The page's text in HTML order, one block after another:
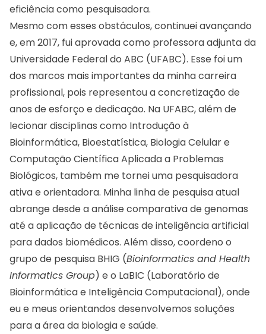
eficiência como pesquisadora.
Mesmo com esses obstáculos, continuei avançando
e, em 2017, fui aprovada como professora adjunta da
Universidade Federal do ABC (UFABC). Esse foi um
dos marcos mais importantes da minha carreira
profissional, pois representou a concretização de
anos de esforço e dedicação. Na UFABC, além de
lecionar disciplinas como Introdução à
Bioinformática, Bioestatística, Biologia Celular e
Computação Científica Aplicada a Problemas
Biológicos, também me tornei uma pesquisadora
ativa e orientadora. Minha linha de pesquisa atual
abrange desde a análise comparativa de genomas
até a aplicação de técnicas de inteligência artificial
para dados biomédicos. Além disso, coordeno o
grupo de pesquisa BHIG (Bioinformatics and Health
Informatics Group) e o LaBIC (Laboratório de
Bioinformática e Inteligência Computacional), onde
eu e meus orientandos desenvolvemos soluções
para a área da biologia e saúde.